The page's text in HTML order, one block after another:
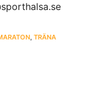
, TRÄNA